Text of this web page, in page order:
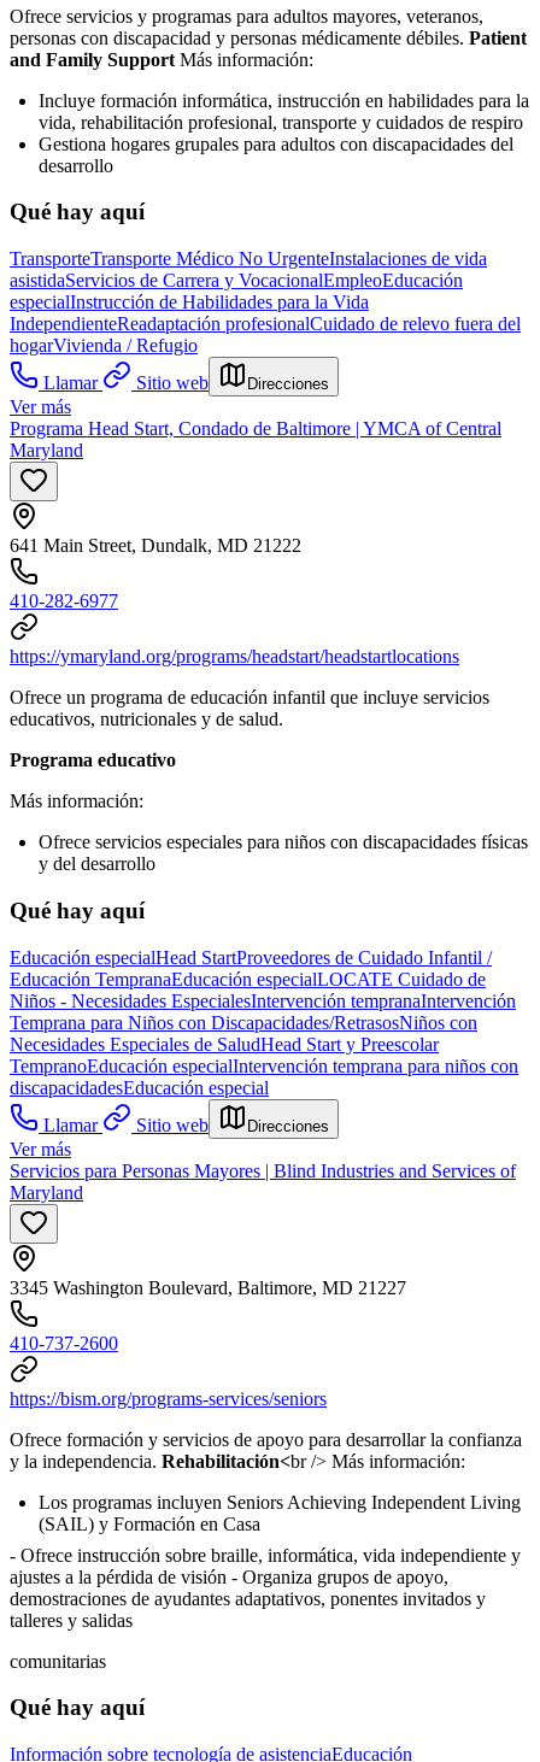
Ofrece servicios y programas para adultos mayores, veteranos,
personas con discapacidad y personas médicamente débiles. Patient
and Family Support Más información:
Incluye formación informática, instrucción en habilidades para la
vida, rehabilitación profesional, transporte y cuidados de respiro
Gestiona hogares grupales para adultos con discapacidades del
desarrollo
Qué hay aquí
TransporteTransporte Médico No UrgenteInstalaciones de vida
asistidaServicios de Carrera y VocacionalEmpleoEducación
especialInstrucción de Habilidades para la Vida
IndependienteReadaptación profesionalCuidado de relevo fuera del
hogarVivienda / Refugio
Llamar
Sitio web Direcciones
Ver más
Programa Head Start, Condado de Baltimore | YMCA of Central
Maryland
641 Main Street, Dundalk, MD 21222
410-282-6977
https://ymaryland.org/programs/headstart/headstartlocations
Ofrece un programa de educación infantil que incluye servicios
educativos, nutricionales y de salud.
Programa educativo
Más información:
Ofrece servicios especiales para niños con discapacidades físicas
y del desarrollo
Qué hay aquí
Educación especialHead StartProveedores de Cuidado Infantil /
Educación TempranaEducación especialLOCATE Cuidado de
Niños - Necesidades EspecialesIntervención tempranaIntervención
Temprana para Niños con Discapacidades/RetrasosNiños con
Necesidades Especiales de SaludHead Start y Preescolar
TempranoEducación especialIntervención temprana para niños con
discapacidadesEducación especial
Llamar
Sitio web Direcciones
Ver más
Servicios para Personas Mayores | Blind Industries and Services of
Maryland
3345 Washington Boulevard, Baltimore, MD 21227
410-737-2600
https://bism.org/programs-services/seniors
Ofrece formación y servicios de apoyo para desarrollar la confianza
y la independencia. Rehabilitación<br /> Más información:
Los programas incluyen Seniors Achieving Independent Living
(SAIL) y Formación en Casa
- Ofrece instrucción sobre braille, informática, vida independiente y
ajustes a la pérdida de visión - Organiza grupos de apoyo,
demostraciones de ayudantes adaptativos, ponentes invitados y
talleres y salidas
comunitarias
Qué hay aquí
Información sobre tecnología de asistenciaEducación